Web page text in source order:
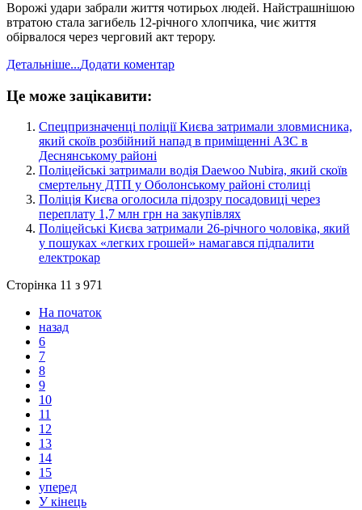
Ворожі удари забрали життя чотирьох людей. Найстрашнішою
втратою стала загибель 12-річного хлопчика, чиє життя
обірвалося через черговий акт терору.
Детальніше...Додати коментар
Це може зацікавити:
​Спецпризначенці поліції Києва затримали зловмисника,
який скоїв розбійний напад в приміщенні АЗС в
Деснянському районі
​Поліцейські затримали водія Daewoo Nubira, який скоїв
смертельну ДТП у Оболонському районі столиці
Поліція Києва оголосила підозру посадовиці через
переплату 1,7 млн грн на закупівлях
​Поліцейські Києва затримали 26-річного чоловіка, який
у пошуках «легких грошей» намагався підпалити
електрокар
Сторінка 11 з 971
На початок
назад
6
7
8
9
10
11
12
13
14
15
уперед
У кінець